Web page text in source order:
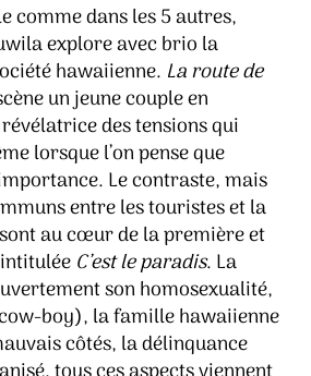
comme dans les 5 autres,
explore avec brio la
hawaiienne. La route de
un jeune couple en
des tensions qui
lorsque l’on pense que
Le contraste, mais
entre les touristes et la
au cœur de la première et
C’est le paradis. La
son homosexualité,
boy), la famille hawaiienne
côtés, la délinquance